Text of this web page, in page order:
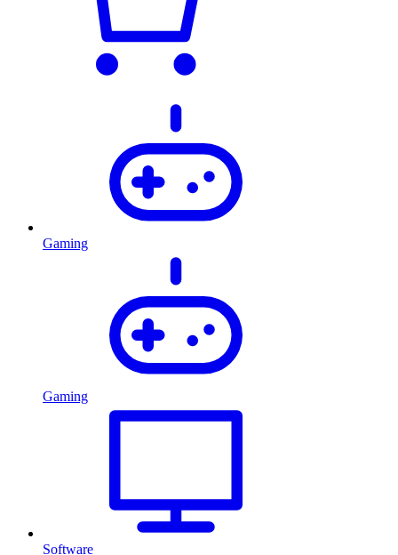
Gaming
Gaming
Software